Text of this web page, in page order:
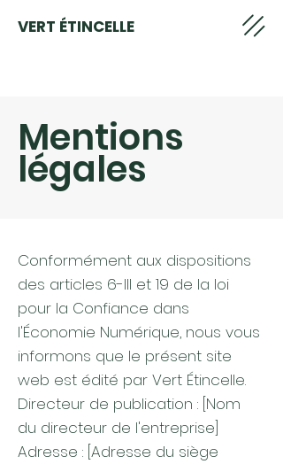
VERT ÉTINCELLE
Mentions
légales
Conformément aux dispositions
des articles 6-III et 19 de la loi
pour la Confiance dans
l'Économie Numérique, nous vous
informons que le présent site
web est édité par Vert Étincelle.
Directeur de publication : [Nom
du directeur de l'entreprise]
Adresse : [Adresse du siège